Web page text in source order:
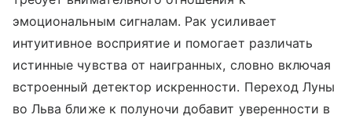
эмоциональным сигналам. Рак усиливает
интуитивное восприятие и помогает различать
истинные чувства от наигранных, словно включая
встроенный детектор искренности. Переход Луны
во Льва ближе к полуночи добавит уверенности в